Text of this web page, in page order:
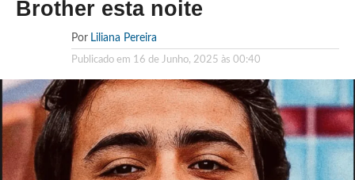
Brother esta noite
Por Liliana Pereira
Publicado em 16 de Junho, 2025 às 00:40